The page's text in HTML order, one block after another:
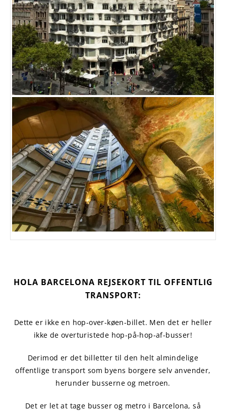
HOLA BARCELONA REJSEKORT TIL OFFENTLIG
TRANSPORT:
Dette er ikke en hop-over-køen-billet. Men det er heller
ikke de overturistede hop-på-hop-af-busser!
Derimod er det billetter til den helt almindelige
offentlige transport som byens borgere selv anvender,
herunder busserne og metroen.
Det er let at tage busser og metro i Barcelona, så